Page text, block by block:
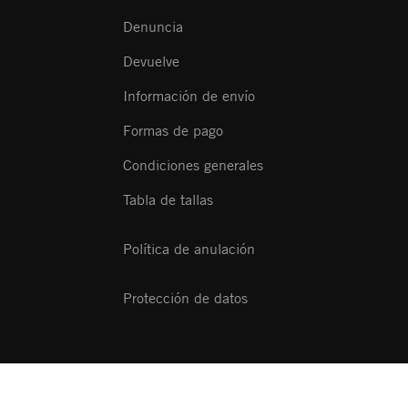
Denuncia
Devuelve
Información de envío
Formas de pago
Condiciones generales
Tabla de tallas
Política de anulación
Protección de datos